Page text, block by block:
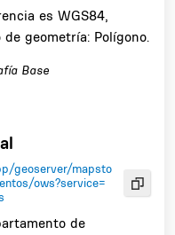
es WGS84,
de geometría: Polígono.
Base
geoserver/mapsto
ows?service=
de